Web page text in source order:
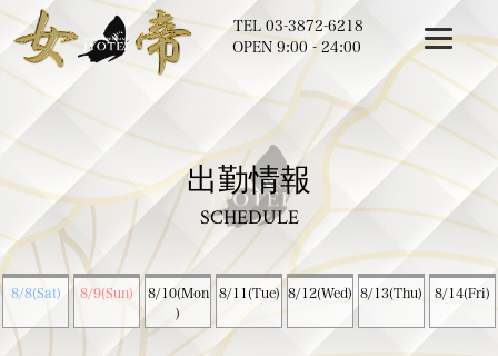
TEL03-3872-6218
OPEN 9:00 - 24:00
出勤情報
SCHEDULE
8/8(Sat) 8/9(Sun)
8/10(Mon
)
8/11(Tue) 8/12(Wed) 8/13(Thu) 8/14(Fri)